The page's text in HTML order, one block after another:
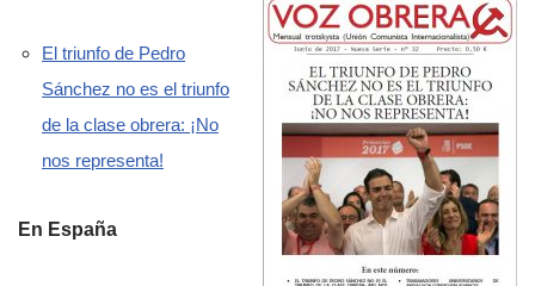
El triunfo de Pedro
Sánchez no es el triunfo
de la clase obrera: ¡No
nos representa!
En España